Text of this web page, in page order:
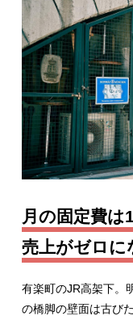
月の固定費は
売上がゼロに
有楽町のJR高架下。
の橋脚の壁面は古び